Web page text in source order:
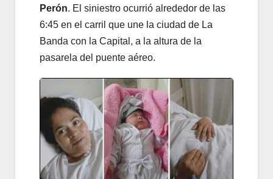
Perón. El siniestro ocurrió alrededor de las
6:45 en el carril que une la ciudad de La
Banda con la Capital, a la altura de la
pasarela del puente aéreo.